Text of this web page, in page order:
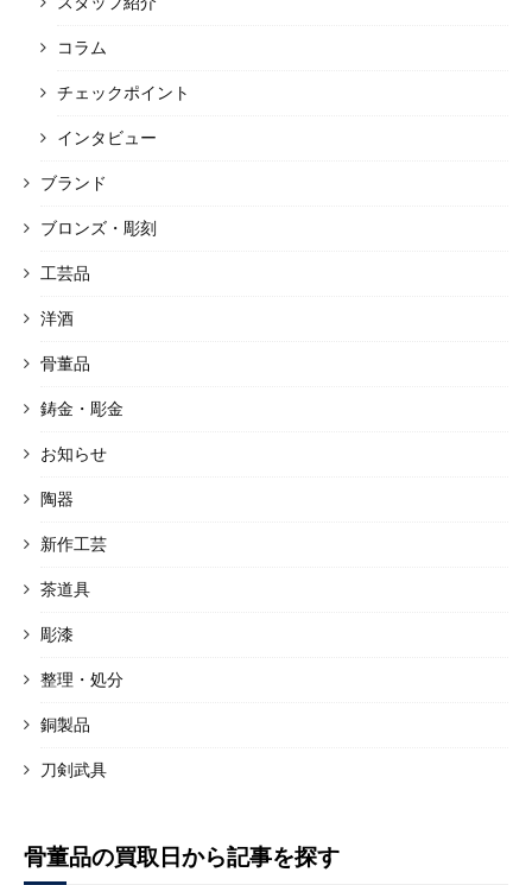
コラム
チェックポイント
インタビュー
ブランド
ブロンズ・彫刻
工芸品
洋酒
骨董品
鋳金・彫金
お知らせ
陶器
新作工芸
茶道具
彫漆
整理・処分
銅製品
刀剣武具
骨董品の買取日から記事を探す